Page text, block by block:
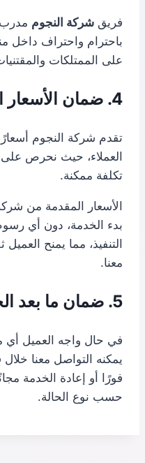
فريق شركة النجوم
باحترام واحتراف داخل
على الممتلكات
4. ضمان الأسعار الشفافة
تقدم شركة النجوم
العملاء، حيث نحرص
تكلفة ممكنة.
الأسعار المقدمة من
بدء الخدمة، دون أي
التنفيذ، مما يمنح
معنا.
5. ضمان ما بعد الخدمة
في حال واجه العميل أي
يمكنه التواصل معنا
فورًا أو إعادة الخدمة
حسب نوع الحالة.